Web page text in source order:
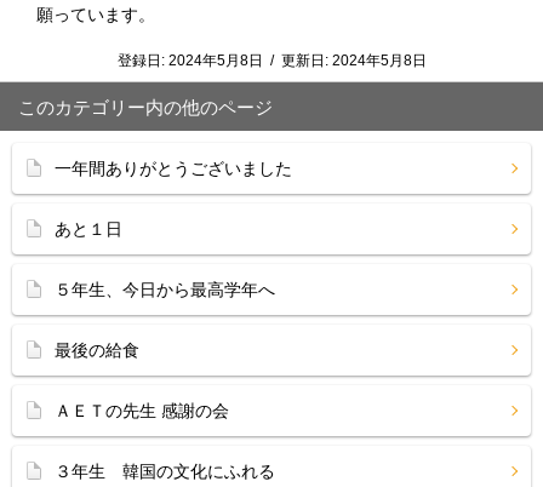
願っています。
登録日: 2024年5月8日 / 更新日: 2024年5月8日
このカテゴリー内の他のページ
一年間ありがとうございました
あと１日
５年生、今日から最高学年へ
最後の給食
ＡＥＴの先生 感謝の会
３年生 韓国の文化にふれる